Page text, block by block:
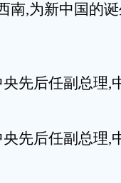
南,为新中国的
央先后任副总理,
央先后任副总理,